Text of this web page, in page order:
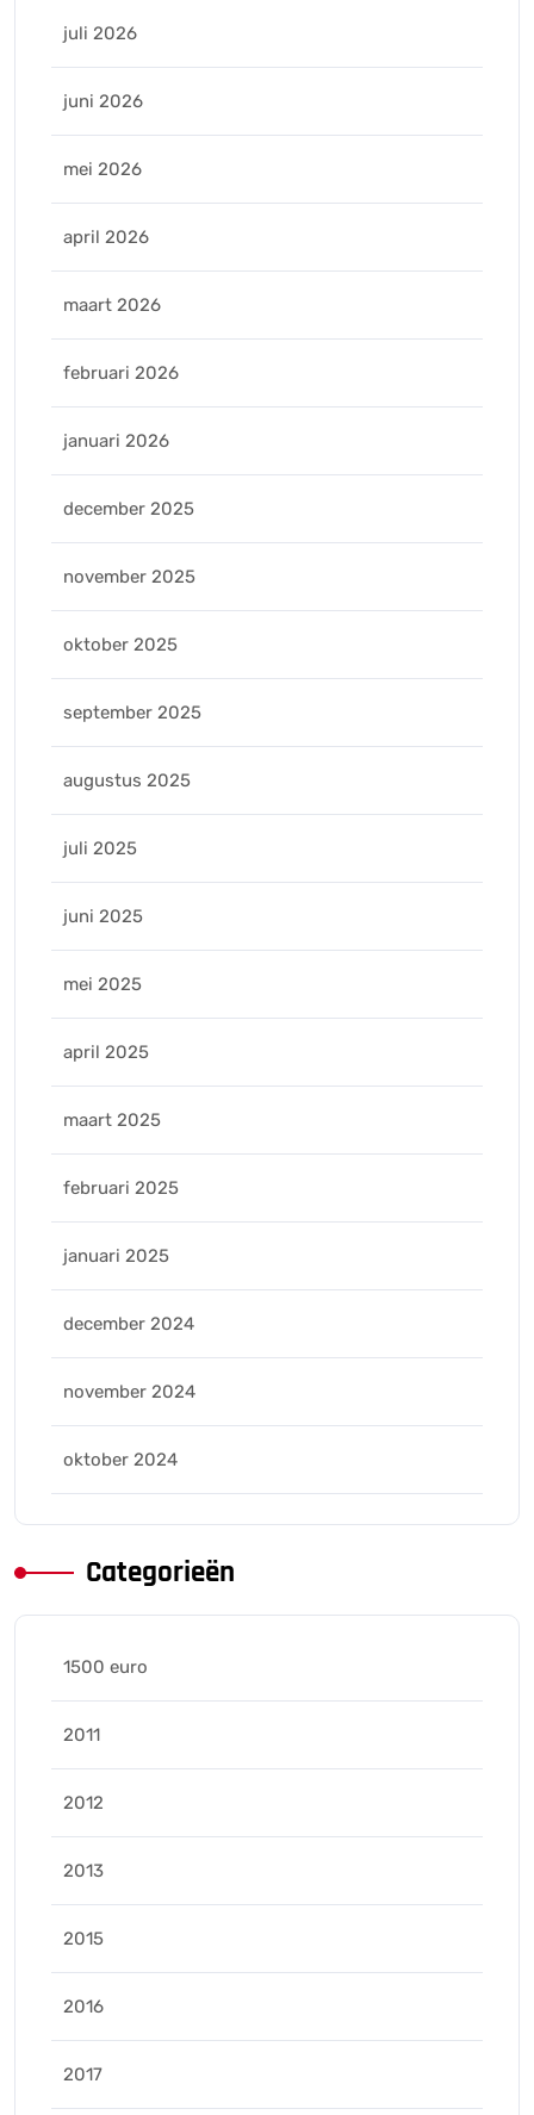
juli 2026
juni 2026
mei 2026
april 2026
maart 2026
februari 2026
januari 2026
december 2025
november 2025
oktober 2025
september 2025
augustus 2025
juli 2025
juni 2025
mei 2025
april 2025
maart 2025
februari 2025
januari 2025
december 2024
november 2024
oktober 2024
Categorieën
1500 euro
2011
2012
2013
2015
2016
2017